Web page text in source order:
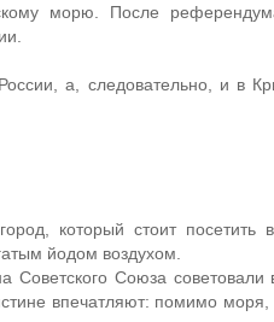
морю. После
а, следовательно, и в
который стоит
йодом воздухом.
Советского Союза
впечатляют: помимо